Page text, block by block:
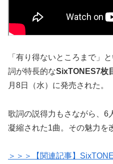
「有り得ないところまで」
詞が特長的なSixTONES7枚
月8日（水）に発売された。
歌詞の説得力もさながら、6
凝縮された1曲。その魅力を
＞＞＞【関連記事】